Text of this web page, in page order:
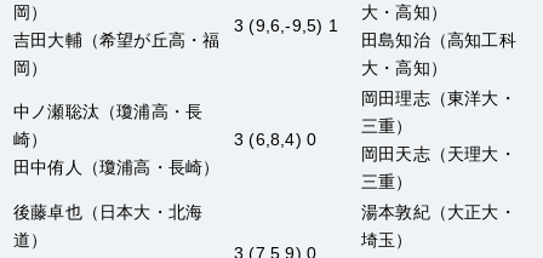
岡）
吉田大輔（希望が丘高・福
岡）
3 (9,6,-9,5) 1
大・高知）
田島知治（高知工科
大・高知）
中ノ瀬聡汰 （瓊浦高・長
崎）
田中侑人
（瓊浦高・長崎）
3 (6,8,4) 0
岡田理志（東洋大・
三重）
岡田天志（天理大・
三重）
後藤卓也（日本大・北海
道）
3 (7,5,9) 0
湯本敦紀（大正大・
埼玉）